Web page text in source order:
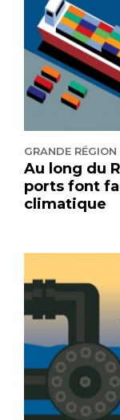
GRANDE
Au long du
ports font
climatique